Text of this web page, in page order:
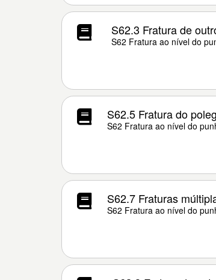
S62.3 Fratura de
S62 Fratura ao nível do
S62.5 Fratura do
S62 Fratura ao nível do
S62.7 Fraturas
S62 Fratura ao nível do